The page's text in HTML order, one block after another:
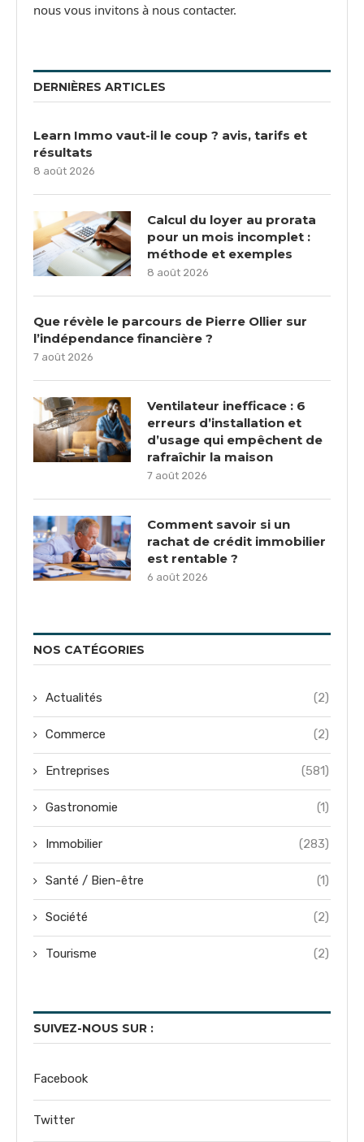
nous vous invitons à nous contacter.
DERNIÈRES ARTICLES
Learn Immo vaut-il le coup ? avis, tarifs et
résultats
8 août 2026
Calcul du loyer au prorata
pour un mois incomplet :
méthode et exemples
8 août 2026
Que révèle le parcours de Pierre Ollier sur
l’indépendance financière ?
7 août 2026
Ventilateur inefficace : 6
erreurs d’installation et
d’usage qui empêchent de
rafraîchir la maison
7 août 2026
Comment savoir si un
rachat de crédit immobilier
est rentable ?
6 août 2026
NOS CATÉGORIES
Actualités (2)
Commerce (2)
Entreprises (581)
Gastronomie (1)
Immobilier (283)
Santé / Bien-être (1)
Société (2)
Tourisme (2)
SUIVEZ-NOUS SUR :
Facebook
Twitter